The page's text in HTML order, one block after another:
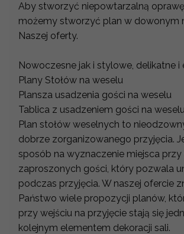
Aby stworzyć niepowtarzalną
możemy stworzyć plan w dowonym
Naszej oferty.
Nowoczesne jak i stylowe, delikatne i
Plany Stołów na weselu
Plansza usadzenia gości na weselu
Tablica z usadzeniem gości na
Plan stołów weselnych to
dobrze zorganizowanego przyjęcia.
sposób na wyznaczenie miejsca
zaproszonych gości, który pozwala
podczas przyjęcia. W naszej ofercie
Państwo wiele propozycji planów,
przy wejściu na przyjęcie stają się
kolejnym elementem dekoracji sali.